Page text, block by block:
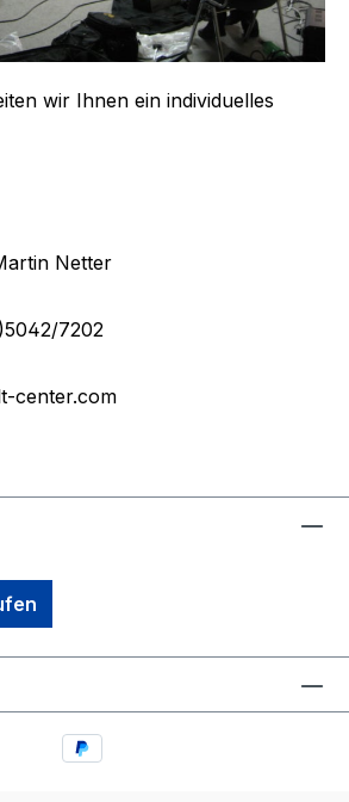
wir Ihnen ein individuelles
Netter
7202
center.com